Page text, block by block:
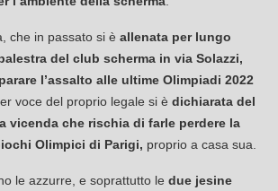
che in passato si è allenata per lungo
del club scherma in via Solazzi,
l’assalto alle ultime Olimpiadi 2022
voce del proprio legale si è dichiarata del
vicenda che rischia di farle perdere la
Olimpici di Parigi, proprio a casa sua.
le azzurre, e soprattutto le due jesine